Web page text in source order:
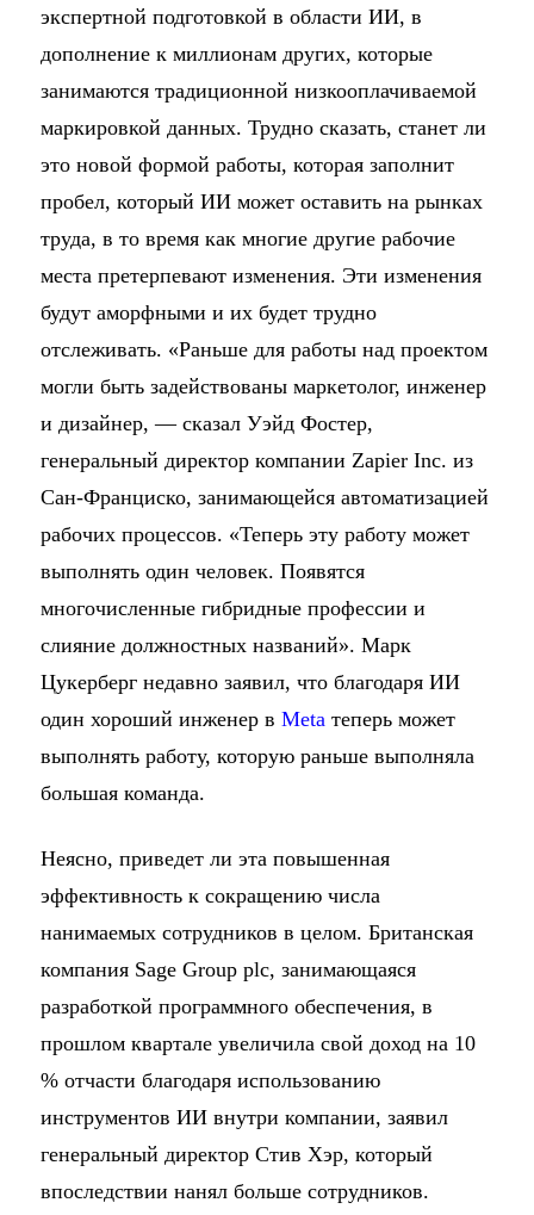
экспертной подготовкой в области ИИ, в
дополнение к миллионам других, которые
занимаются традиционной низкооплачиваемой
маркировкой данных. Трудно сказать, станет ли
это новой формой работы, которая заполнит
пробел, который ИИ может оставить на рынках
труда, в то время как многие другие рабочие
места претерпевают изменения. Эти изменения
будут аморфными и их будет трудно
отслеживать. «Раньше для работы над проектом
могли быть задействованы маркетолог, инженер
и дизайнер, — сказал Уэйд Фостер,
генеральный директор компании Zapier Inc. из
Сан-Франциско, занимающейся автоматизацией
рабочих процессов. «Теперь эту работу может
выполнять один человек. Появятся
многочисленные гибридные профессии и
слияние должностных названий». Марк
Цукерберг недавно заявил, что благодаря ИИ
один хороший инженер в Metaтеперь может
выполнять работу, которую раньше выполняла
большая команда.
Неясно, приведет ли эта повышенная
эффективность к сокращению числа
нанимаемых сотрудников в целом. Британская
компания Sage Group plc, занимающаяся
разработкой программного обеспечения, в
прошлом квартале увеличила свой доход на 10
% отчасти благодаря использованию
инструментов ИИ внутри компании, заявил
генеральный директор Стив Хэр, который
впоследствии нанял больше сотрудников.